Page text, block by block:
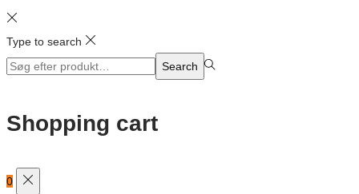
Type to search
Search
Search
Shopping cart
0